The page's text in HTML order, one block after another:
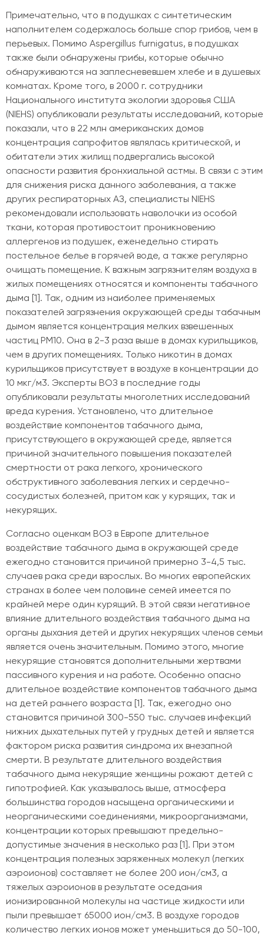
Примечательно, что в подушках с синтетическим
наполнителем содержалось больше спор грибов, чем в
перьевых. Помимо Aspergillus furnigatus, в подушках
также были обнаружены грибы, которые обычно
обнаруживаются на заплесневевшем хлебе и в душевых
комнатах. Кроме того, в 2000 г. сотрудники
Национального института экологии здоровья США
(NIEHS) опубликовали результаты исследований, которые
показали, что в 22 млн американских домов
концентрация сапрофитов являлась критической, и
обитатели этих жилищ подвергались высокой
опасности развития бронхиальной астмы. В связи с этим
для снижения риска данного заболевания, а также
других респираторных АЗ, специалисты NIEHS
рекомендовали использовать наволочки из особой
ткани, которая противостоит проникновению
аллергенов из подушек, еженедельно стирать
постельное белье в горячей воде, а также регулярно
очищать помещение. К важным загрязнителям воздуха в
жилых помещениях относятся и компоненты табачного
дыма [1]. Так, одним из наиболее применяемых
показателей загрязнения окружающей среды табачным
дымом является концентрация мелких взвешенных
частиц РМ10. Она в 2-3 раза выше в домах курильщиков,
чем в других помещениях. Только никотин в домах
курильщиков присутствует в воздухе в концентрации до
10 мкг/м3. Эксперты ВОЗ в последние годы
опубликовали результаты многолетних исследований
вреда курения. Установлено, что длительное
воздействие компонентов табачного дыма,
присутствующего в окружающей среде, является
причиной значительного повышения показателей
смертности от рака легкого, хронического
обструктивного заболевания легких и сердечно-
сосудистых болезней, притом как у курящих, так и
некурящих.
Согласно оценкам ВОЗ в Европе длительное
воздействие табачного дыма в окружающей среде
ежегодно становится причиной примерно 3-4,5 тыс.
случаев рака среди взрослых. Во многих европейских
странах в более чем половине семей имеется по
крайней мере один курящий. В этой связи негативное
влияние длительного воздействия табачного дыма на
органы дыхания детей и других некурящих членов семьи
является очень значительным. Помимо этого, многие
некурящие становятся дополнительными жертвами
пассивного курения и на работе. Особенно опасно
длительное воздействие компонентов табачного дыма
на детей раннего возраста [1]. Так, ежегодно оно
становится причиной 300-550 тыс. случаев инфекций
нижних дыхательных путей у грудных детей и является
фактором риска развития синдрома их внезапной
смерти. В результате длительного воздействия
табачного дыма некурящие женщины рожают детей с
гипотрофией. Как указывалось выше, атмосфера
большинства городов насыщена органическими и
неорганическими соединениями, микроорганизмами,
концентрации которых превышают предельно-
допустимые значения в несколько раз [1]. При этом
концентрация полезных заряженных молекул (легких
аэроионов) составляет не более 200 ион/см3, а
тяжелых аэроионов в результате оседания
ионизированной молекулы на частице жидкости или
пыли превышает 65000 ион/см3. В воздухе городов
количество легких ионов может уменьшиться до 50-100,